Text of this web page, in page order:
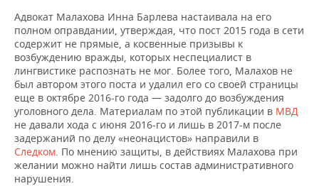
Адвокат Малахова Инна Барлева настаивала на его
полном оправдании, утверждая, что пост 2015 года в сети
содержит не прямые, а косвенные призывы к
возбуждению вражды, которых неспециалист в
лингвистике распознать не мог. Более того, Малахов не
был автором этого поста и удалил его со своей страницы
еще в октябре 2016-го года — задолго до возбуждения
уголовного дела. Материалам по этой публикации в МВД
не давали хода с июня 2016-го и лишь в 2017-м после
задержаний по делу «неонацистов» направили в
Следком. По мнению защиты, в действиях Малахова при
желании можно найти лишь состав административного
нарушения.